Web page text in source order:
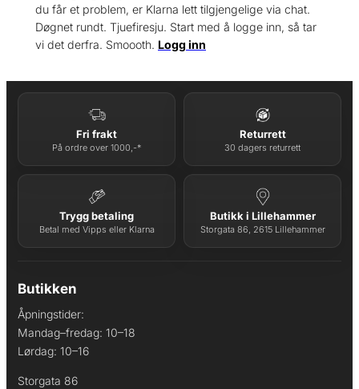
du får et problem, er Klarna lett tilgjengelige via chat.
Døgnet rundt. Tjuefiresju. Start med å logge inn, så tar
vi det derfra. Smoooth. Logg inn
Fri frakt
På ordre over 1000,-*
Returrett
30 dagers returrett
Trygg betaling
Betal med Vipps eller Klarna
Butikk i Lillehammer
Storgata 86, 2615 Lillehammer
Butikken
Åpningstider:
Mandag–fredag: 10–18
Lørdag: 10–16
Storgata 86